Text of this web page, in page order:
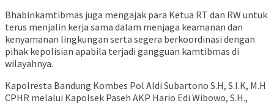
Bhabinkamtibmas juga mengajak para Ketua RT dan RW untuk
terus menjalin kerja sama dalam menjaga keamanan dan
kenyamanan lingkungan serta segera berkoordinasi dengan
pihak kepolisian apabila terjadi gangguan kamtibmas di
wilayahnya.
Kapolresta Bandung Kombes Pol Aldi Subartono S.H, S.I.K, M.H
CPHR melalui Kapolsek Paseh AKP Hario Edi Wibowo, S.H.,